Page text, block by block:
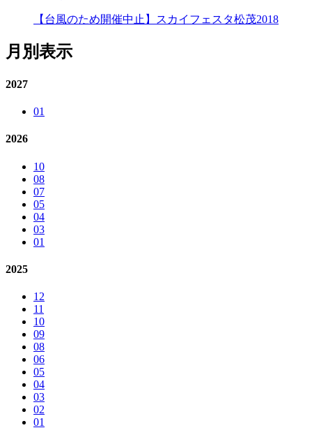
【台風のため開催中止】スカイフェスタ松茂2018
月別表示
2027
01
2026
10
08
07
05
04
03
01
2025
12
11
10
09
08
06
05
04
03
02
01